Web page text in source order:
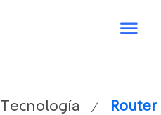
Tecnología /
Router